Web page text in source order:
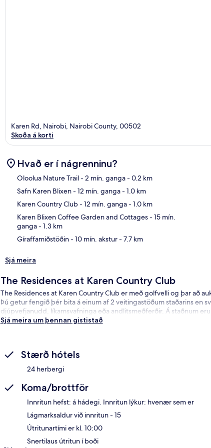
Karen Rd, Nairobi, Nairobi County, 00502
Skoða á korti
Hvað er í nágrenninu?
Oloolua Nature Trail- 2 mín. ganga- 0.2 km
Safn Karen Blixen- 12 mín. ganga- 1.0 km
Karen Country Club- 12 mín. ganga- 1.0 km
Karen Blixen Coffee Garden and Cottages- 15 mín.
ganga- 1.3 km
Gíraffamiðstöðin- 10 mín. akstur- 7.7 km
Sjá meira
The Residences at Karen Country Club
The Residences at Karen Country Club er með golfvelli og þar að
Þú getur fengið þér bita á einum af 2 veitingastöðum staðarins en
djúpvefjanudd, líkamsvafninga eða andlitsmeðferðir. Á staðnum
Sjá meira um þennan gististað
Stærð hótels
24 herbergi
Koma/brottför
Innritun hefst: á hádegi. Innritun lýkur: hvenær sem er
Lágmarksaldur við innritun - 15
Útritunartími er kl. 10:00
Snertilaus útritun í boði